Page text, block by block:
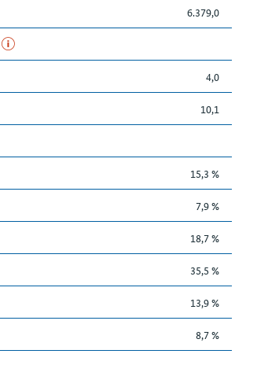
6.379,0
4,0
10,1
15,3 %
7,9 %
18,7 %
35,5 %
13,9 %
8,7 %